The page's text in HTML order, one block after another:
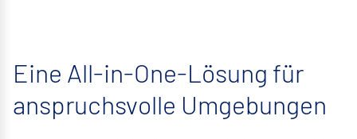
Eine All-in-One-Lösung für
anspruchsvolle Umgebungen